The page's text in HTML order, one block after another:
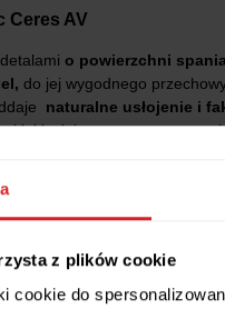
z plików cookie
cookie do
Ceres AV
o powierzchni
do jej wygodnego
naturalne usłojenie i
lekkości, a przy tym
pocket
obłożone
wysoką elastyczność
i obracania. Zaleca się